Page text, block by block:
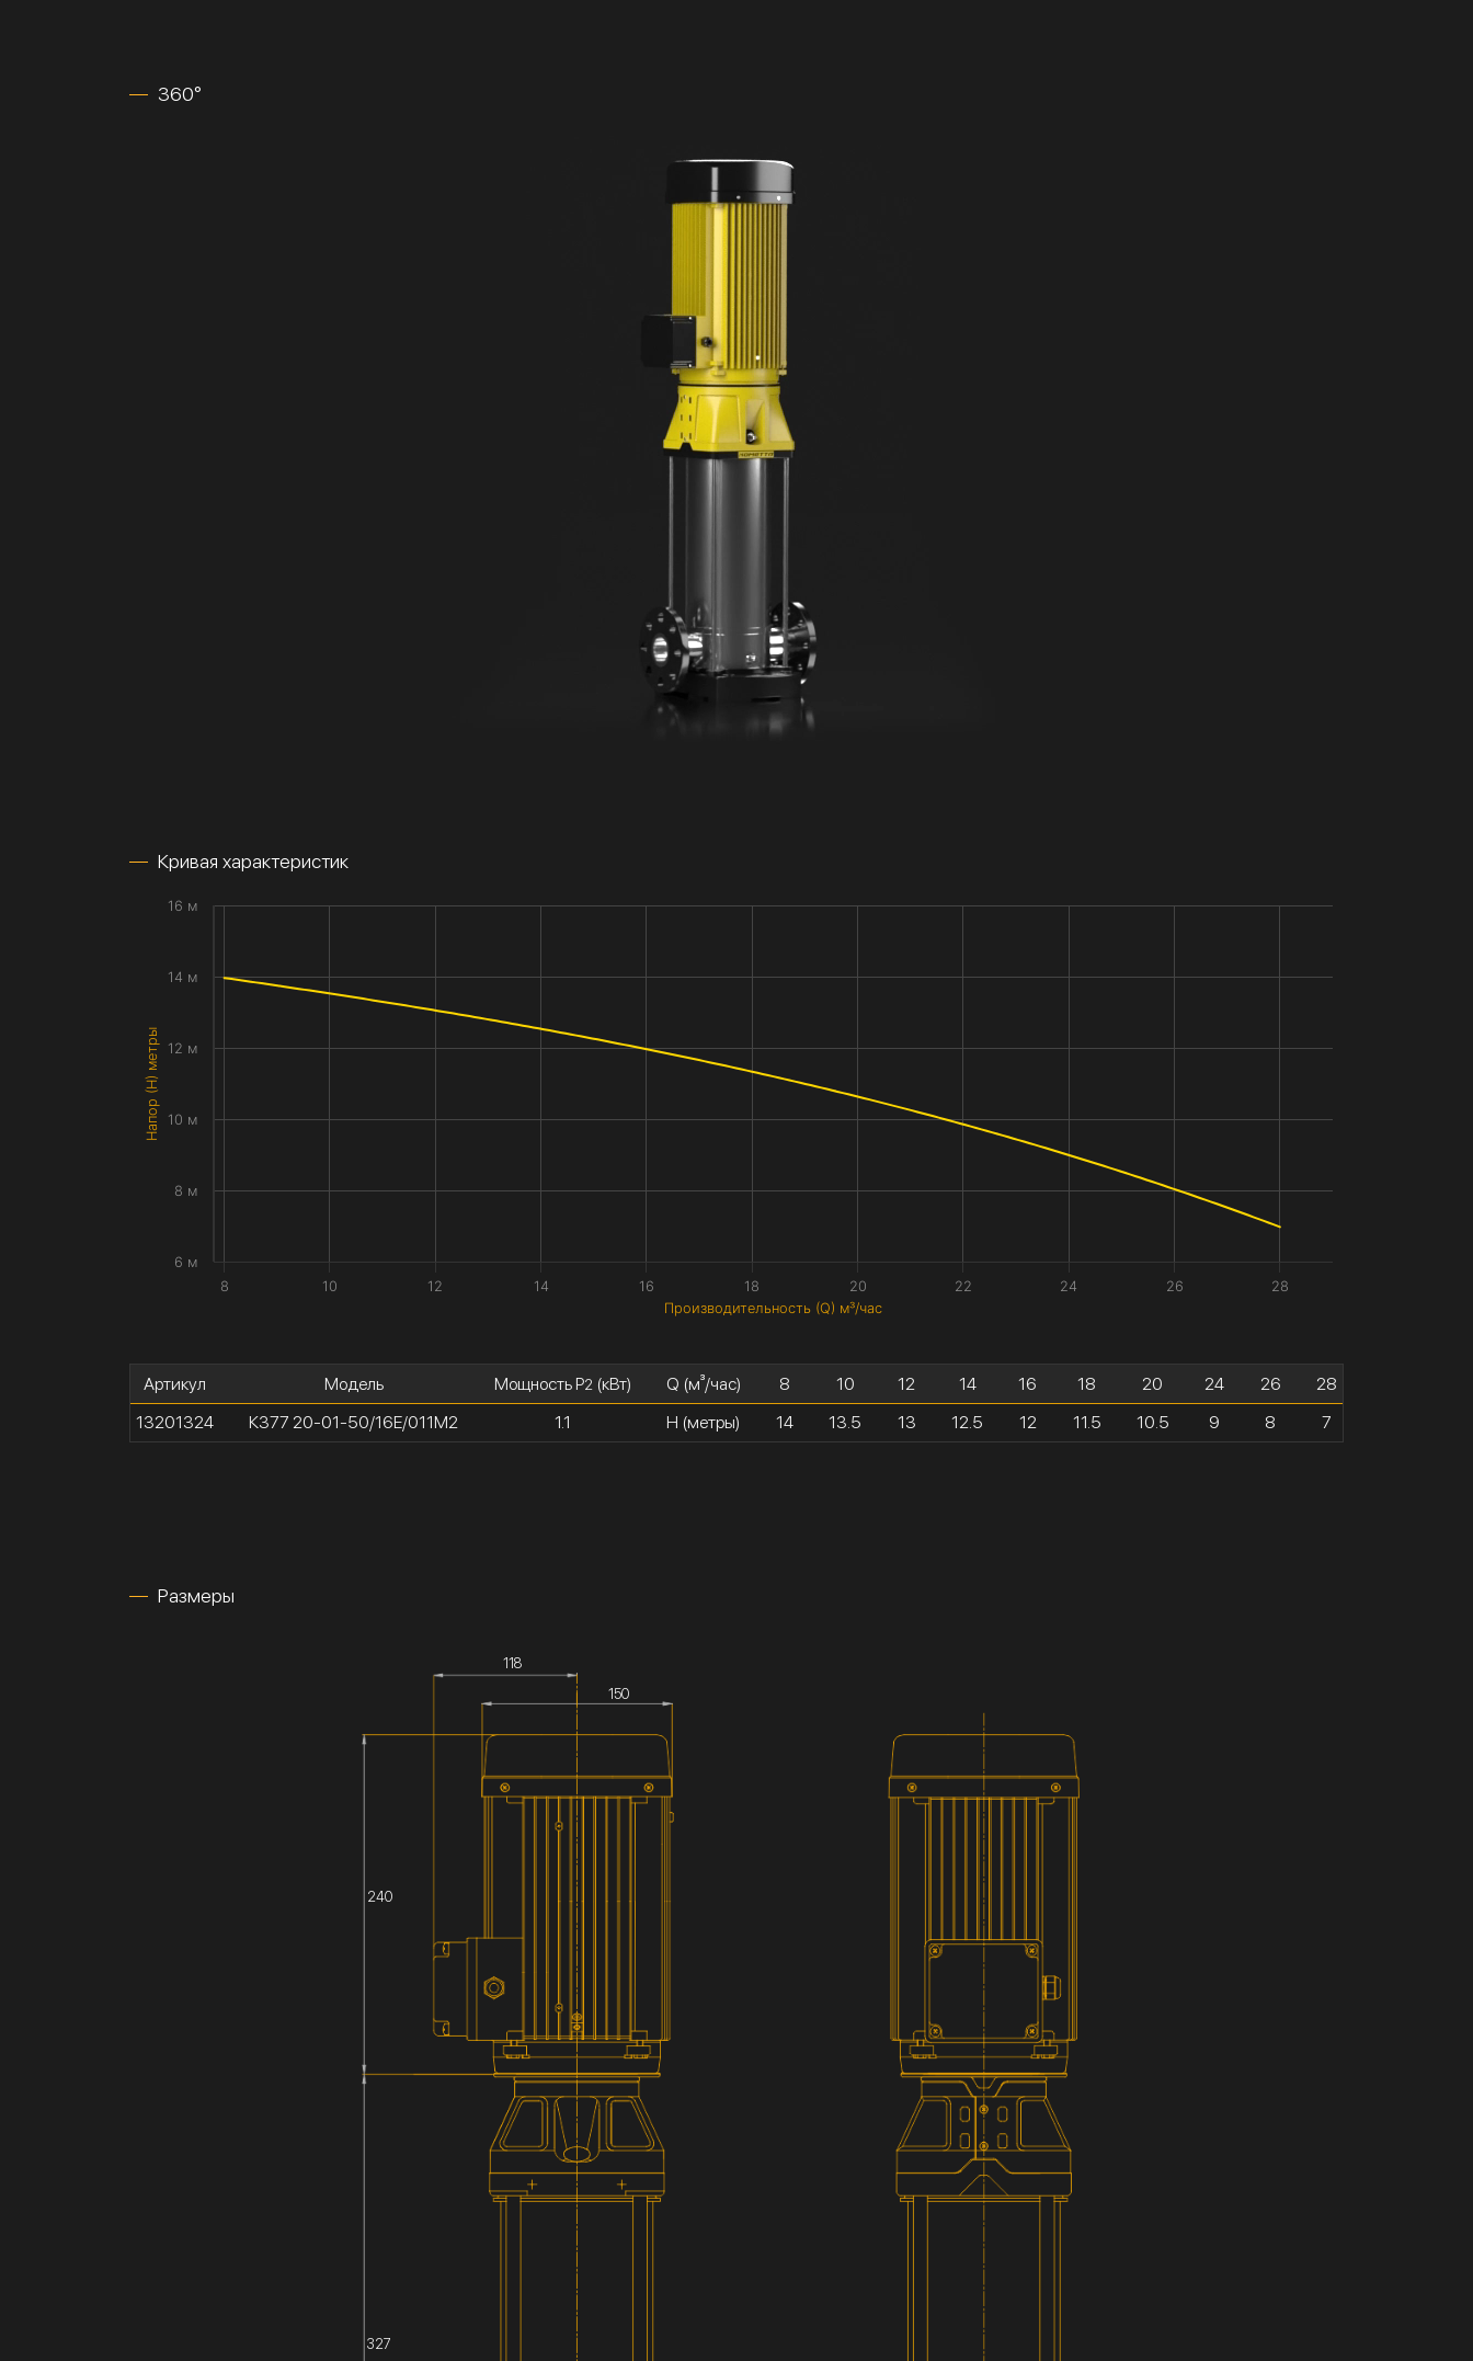
360°
Кривая характеристик
Производительность (Q) м³/час
Напор (H) метры
8 10 12 14 16 18 20 22 24 26 28
6 м
8 м
10 м
12 м
14 м
16 м
Артикул
13201324
Модель
К377 20-01-50/16Е/011М2
Мощность P2(кВт)
1.1
Q (м³/час)
H (метры)
8
14
10
13.5
12
13
14
12.5
16
12
18
11.5
20
10.5
24
9
26
8
28
7
Размеры
118
150
240
327